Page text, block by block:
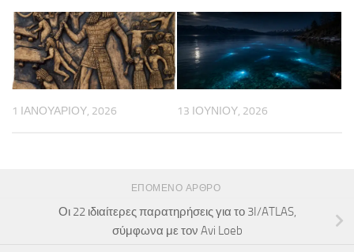
1 ΙΑΝΟΥΑΡΊΟΥ, 2026 13 ΙΟΥΝΊΟΥ, 2026
ΕΠΌΜΕΝΟ ΆΡΘΡΟ
Οι 22 ιδιαίτερες παρατηρήσεις για το 3I/ATLAS,
σύμφωνα με τον Avi Loeb